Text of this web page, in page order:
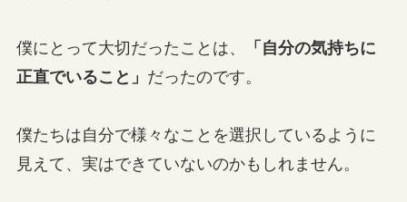
僕にとって大切だったことは、
「自分の気持ちに
正直でいること」 だったのです。
僕たちは自分で様々なことを選択しているように
見えて、実はできていないのかもしれません。